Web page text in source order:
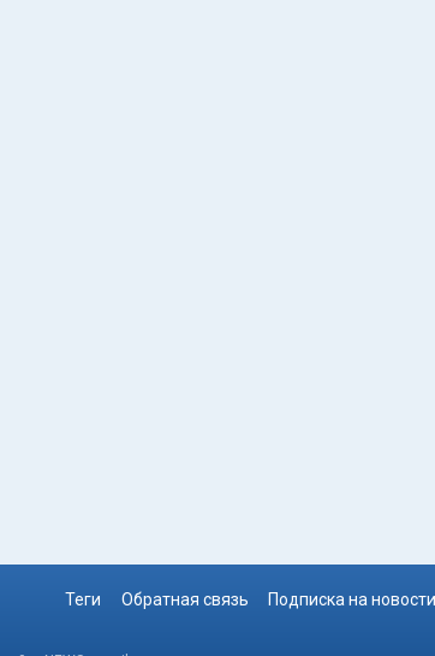
Теги Обратная связь Подписка на